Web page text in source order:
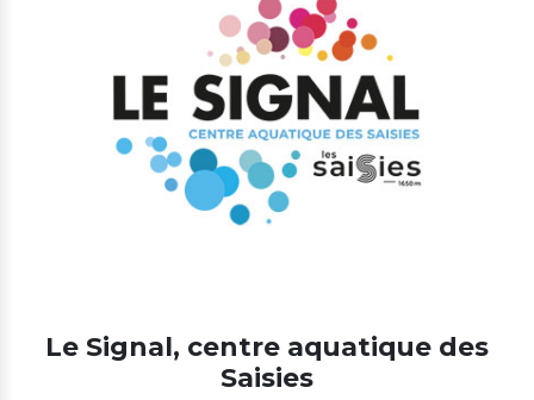
Le Signal, centre aquatique des
Saisies